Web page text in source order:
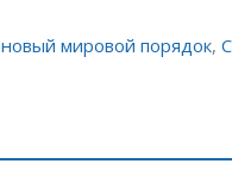
новый мировой порядок,